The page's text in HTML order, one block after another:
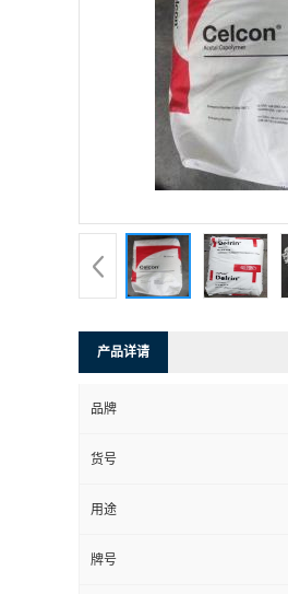
产品详请
品牌
货号
用途
牌号